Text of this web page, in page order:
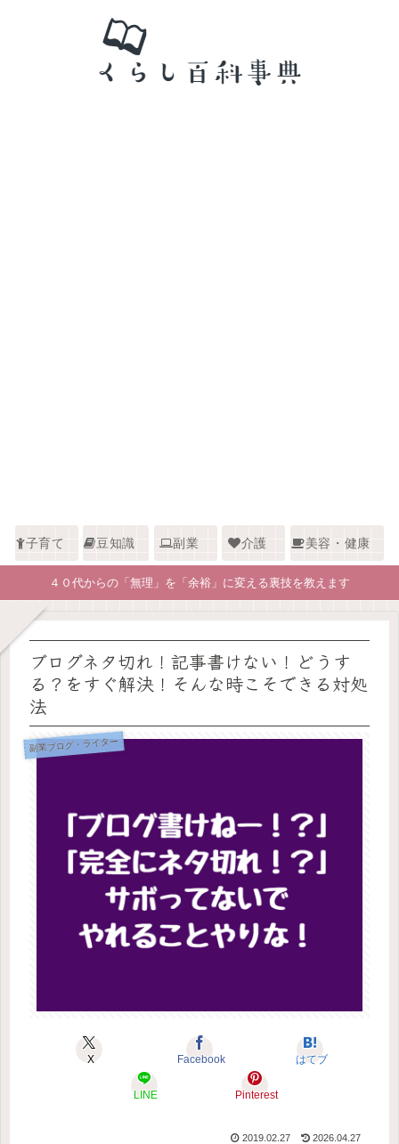
子育て 豆知識 副業 介護 美容・健康
４０代からの「無理」を「余裕」に変える裏技を教えます
ブログネタ切れ！記事書けない！どうす
る？をすぐ解決！そんな時こそできる対処
法
副業ブログ・ライター
X Facebook はてブ
LINE Pinterest
2019.02.27 2026.04.27